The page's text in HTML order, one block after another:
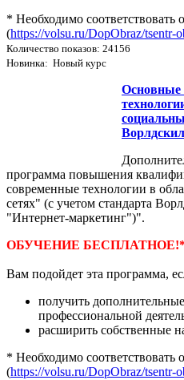
* Необходимо соответствовать
(https://volsu.ru/DopObraz/tsentr-
Количество показов: 24156
Новинка: Новый курс
Основные
программа повышения
современные технологии в
сетях" (с учетом стандарта
"Интернет-маркетинг")".
ОБУЧЕНИЕ
Вам подойдет эта программа,
получить
профессиональной
расширить собственные
* Необходимо соответствовать
(https://volsu.ru/DopObraz/tsentr-